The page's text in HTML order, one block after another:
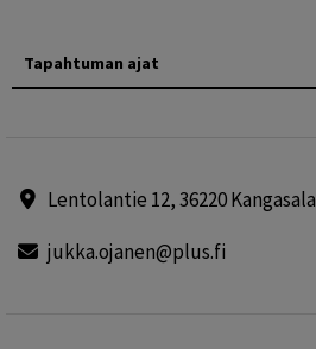
Tapahtuman ajat
Lentolantie 12, 36220 Kangasala
jukka.ojanen@plus.fi